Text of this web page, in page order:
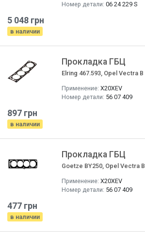
Номер детали: 06 24 229 S
5 048 грн
в наличии
Прокладка ГБЦ
Elring 467.593, Opel Vectra B
Применение: X20XEV
Номер детали: 56 07 409
897 грн
в наличии
Прокладка ГБЦ
Goetze BY250, Opel Vectra B
Применение: X20XEV
Номер детали: 56 07 409
477 грн
в наличии